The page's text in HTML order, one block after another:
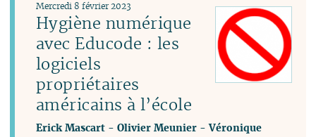
Hygiène numérique
avec Educode : les
logiciels
propriétaires
américains à l’école
Mercredi 8 février 2023
Erick Mascart -Olivier Meunier -Véronique